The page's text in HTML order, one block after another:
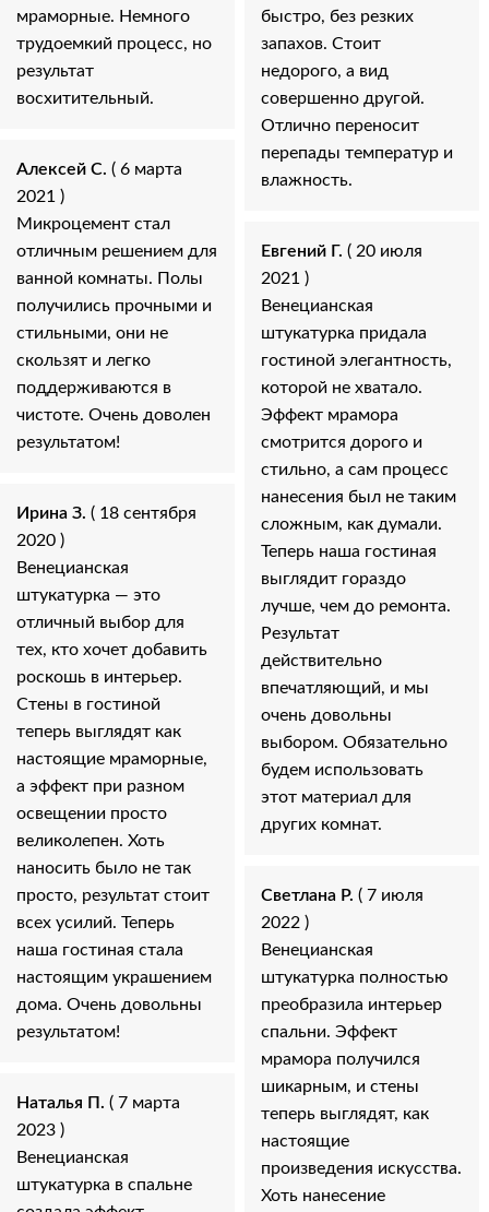
мраморные. Немного
трудоемкий процесс, но
результат
восхитительный.
Алексей С. ( 6 марта
2021 )
Микроцемент стал
отличным решением для
ванной комнаты. Полы
получились прочными и
стильными, они не
скользят и легко
поддерживаются в
чистоте. Очень доволен
результатом!
Ирина З. ( 18 сентября
2020 )
Венецианская
штукатурка — это
отличный выбор для
тех, кто хочет добавить
роскошь в интерьер.
Стены в гостиной
теперь выглядят как
настоящие мраморные,
а эффект при разном
освещении просто
великолепен. Хоть
наносить было не так
просто, результат стоит
всех усилий. Теперь
наша гостиная стала
настоящим украшением
дома. Очень довольны
результатом!
Наталья П. ( 7 марта
2023 )
Венецианская
штукатурка в спальне
быстро, без резких
запахов. Стоит
недорого, а вид
совершенно другой.
Отлично переносит
перепады температур и
влажность.
Евгений Г. ( 20 июля
2021 )
Венецианская
штукатурка придала
гостиной элегантность,
которой не хватало.
Эффект мрамора
смотрится дорого и
стильно, а сам процесс
нанесения был не таким
сложным, как думали.
Теперь наша гостиная
выглядит гораздо
лучше, чем до ремонта.
Результат
действительно
впечатляющий, и мы
очень довольны
выбором. Обязательно
будем использовать
этот материал для
других комнат.
Светлана Р. ( 7 июля
2022 )
Венецианская
штукатурка полностью
преобразила интерьер
спальни. Эффект
мрамора получился
шикарным, и стены
теперь выглядят, как
настоящие
произведения искусства.
Хоть нанесение